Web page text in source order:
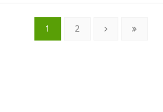
1 2